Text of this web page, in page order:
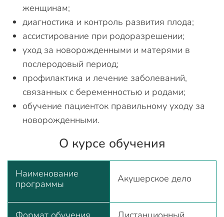
женщинам;
диагностика и контроль развития плода;
ассистирование при родоразрешении;
уход за новорожденными и матерями в
послеродовый период;
профилактика и лечение заболеваний,
связанных с беременностью и родами;
обучение пациенток правильному уходу за
новорожденными.
О курсе обучения
Наименование
программы
Акушерское дело